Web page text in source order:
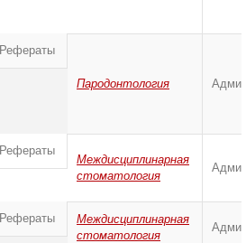
Рефераты
Пародонтология
Рефераты
Междисциплинарная
стоматология
Рефераты
Междисциплинарная
стоматология